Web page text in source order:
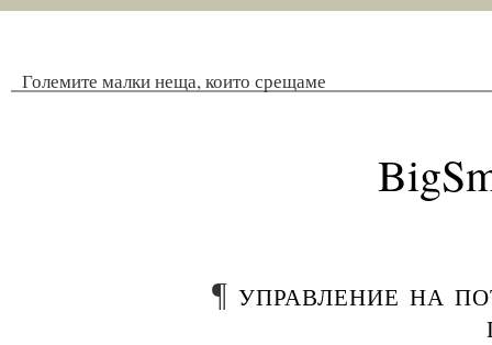
Големите малки неща, които срещаме
¶ управление на